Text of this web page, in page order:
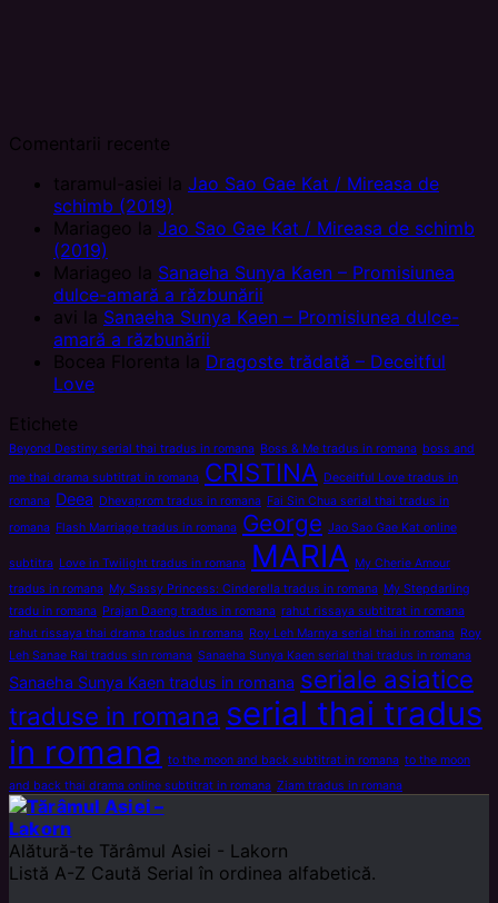
Comentarii recente
taramul-asiei
la Jao Sao Gae Kat / Mireasa de
schimb (2019)
Mariageo la Jao Sao Gae Kat / Mireasa de schimb
(2019)
Mariageo la Sanaeha Sunya Kaen – Promisiunea
dulce-amară a răzbunării
avi
la Sanaeha Sunya Kaen – Promisiunea dulce-
amară a răzbunării
Bocea Florenta la Dragoste trădată – Deceitful
Love
Etichete
Beyond Destiny serial thai tradus in romana Boss & Me tradus in romana boss and
me thai drama subtitrat in romana CRISTINA Deceitful Love tradus in
romana Deea Dhevaprom tradus in romana Fai Sin Chua serial thai tradus in
romana Flash Marriage tradus in romana George Jao Sao Gae Kat online
subtitra Love in Twilight tradus in romana MARIA My Cherie Amour
tradus in romana My Sassy Princess: Cinderella tradus in romana My Stepdarling
tradu in romana Prajan Daeng tradus in romana rahut rissaya subtitrat in romana
rahut rissaya thai drama tradus in romana Roy Leh Marnya serial thai in romana Roy
Leh Sanae Rai tradus sin romana Sanaeha Sunya Kaen serial thai tradus in romana
Sanaeha Sunya Kaen tradus in romana seriale asiatice
traduse in romana serial thai tradus
in romana to the moon and back subtitrat in romana to the moon
and back thai drama online subtitrat in romana Ziam tradus in romana
Alătură-te Tărâmul Asiei - Lakorn
Listă A-Z Caută Serial în ordinea alfabetică.